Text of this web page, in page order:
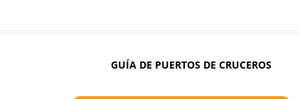
GUÍA DE PUERTOS DE CRUCEROS